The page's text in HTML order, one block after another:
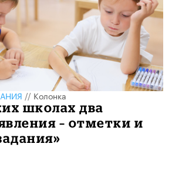
// Колонка
школах два
– отметки и